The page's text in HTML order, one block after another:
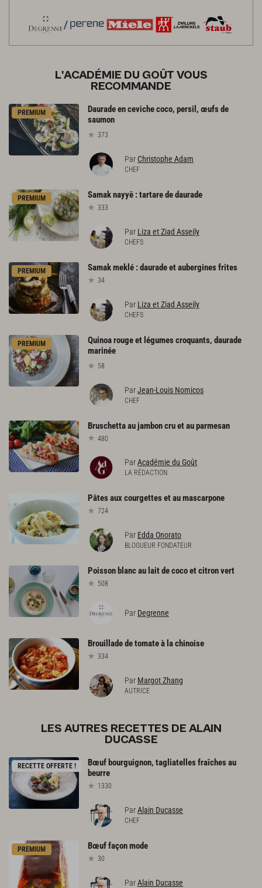
L'ACADÉMIE DU GOÛT VOUS
RECOMMANDE
PREMIUM
Daurade en ceviche coco, persil, œufs de
saumon
373
Par Christophe Adam
CHEF
PREMIUM Samaknayyē :tartarededaurade
333
Par Liza et Ziad Asseily
CHEFS
PREMIUM Samakmeklé :dauradeetauberginesfrites
34
Par Liza et Ziad Asseily
CHEFS
PREMIUM
Quinoa rouge et légumes croquants, daurade
marinée
58
ParJean-Louis Nomicos
CHEF
Bruschettaaujamboncruetauparmesan
480
ParAcadémie du Goût
LA RÉDACTION
Pâtesauxcourgettesetaumascarpone
724
Par Edda Onorato
BLOGUEUR FONDATEUR
Poisson blancau laitdecocoetcitronvert
508
Par Degrenne
Brouilladedetomateà lachinoise
334
Par Margot Zhang
AUTRICE
LES AUTRES RECETTES DE ALAIN
DUCASSE
RECETTE OFFERTE ! Bœuf bourguignon, tagliatellesfraîchesau
beurre
1330
ParAlain Ducasse
CHEF
PREMIUM Bœuffaçonmode
30
ParAlain Ducasse